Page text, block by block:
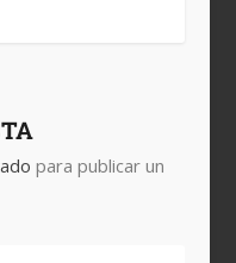
para publicar un